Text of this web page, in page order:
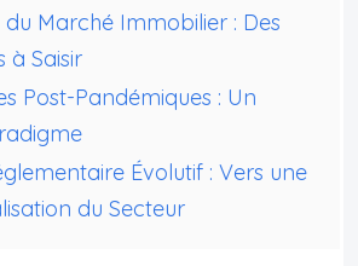
du Marché Immobilier : Des
à Saisir
Post-Pandémiques : Un
Évolutif : Vers une
du Secteur